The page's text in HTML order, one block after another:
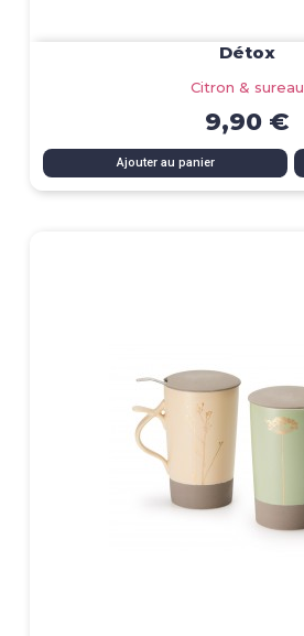
Détox
Citron & sureau
9,90 €
Ajouter au panier